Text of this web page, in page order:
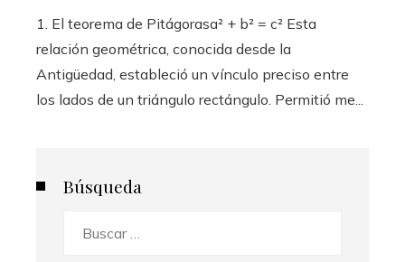
1. El teorema de Pitágorasa² + b² = c² Esta
relación geométrica, conocida desde la
Antigüedad, estableció un vínculo preciso entre
los lados de un triángulo rectángulo. Permitió me...
Búsqueda